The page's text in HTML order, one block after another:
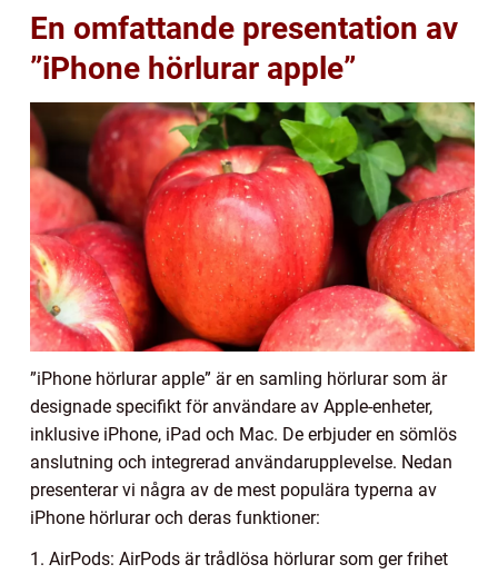
En omfattande presentation av
”iPhone hörlurar apple”
”iPhone hörlurar apple” är en samling hörlurar som är
designade specifikt för användare av Apple-enheter,
inklusive iPhone, iPad och Mac. De erbjuder en sömlös
anslutning och integrerad användarupplevelse. Nedan
presenterar vi några av de mest populära typerna av
iPhone hörlurar och deras funktioner:
1. AirPods: AirPods är trådlösa hörlurar som ger frihet